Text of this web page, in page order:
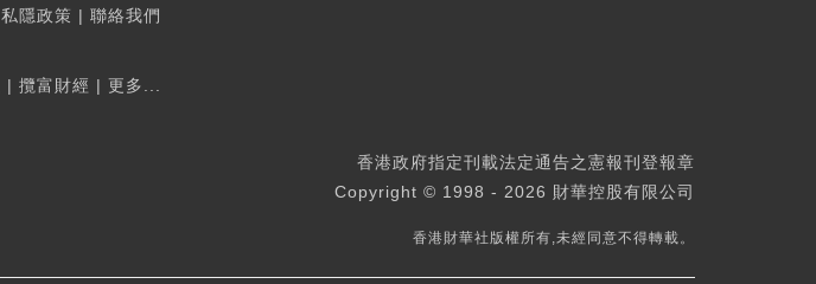
私隱政策 | 聯絡我們
| 攬富財經 | 更多...
香港政府指定刊載法定通告之憲報刊登報章
Copyright © 1998 - 2026 財華控股有限公司
香港財華社版權所有,未經同意不得轉載。